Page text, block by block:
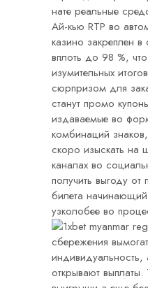
нате реальные
Ай-кью RTP во
казино закреплен в
вплоть до 98 %,
изумительных
сюрпризом для
станут промо
издаваемые во
комбинаций
скоро изыскать на
каналах во
получить выгоду
билета
узколобее во
сбережения
открывают